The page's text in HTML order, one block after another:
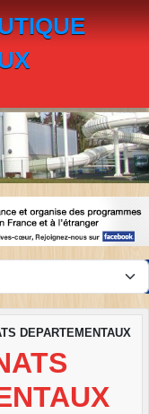
DEPARTEMENTAUX